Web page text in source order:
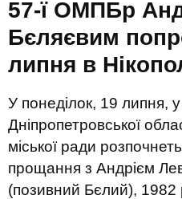
57-ї ОМПБр
Бєляєвим
липня в
У понеділок, 19 липня, у
Дніпропетровської
міської ради
прощання з Андрієм
(позивний Бєлий),